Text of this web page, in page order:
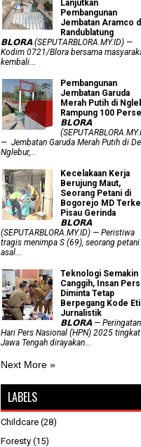
Lanjutkan
Pembangunan
Jembatan Aramco
Randublatung
𝗕𝗟𝗢𝗥𝗔 (SEPUTARBLORA.MY.ID) —
Kodim 0721/Blora bersama
kembali...
Pembangunan
Jembatan Garuda
Merah Putih di
Rampung 100
𝗕𝗟𝗢𝗥𝗔
— Jembatan Garuda Merah Putih di
Nglebur,...
Kecelakaan Kerja
Berujung Maut,
Seorang Petani di
Bogorejo MD
Pisau Gerinda
𝗕𝗟𝗢𝗥𝗔
(SEPUTARBLORA.MY.ID) — Peristiwa
tragis menimpa S (69), seorang petani
asal...
Teknologi Semakin
Canggih, Insan Pers
Diminta Tetap
Berpegang Kode
Jurnalistik
𝗕𝗟𝗢𝗥𝗔 — Peringatan
Hari Pers Nasional (HPN) 2025 tingkat
Jawa Tengah dirayakan...
Next More »
LABELS
Childcare (28)
Foresty (15)